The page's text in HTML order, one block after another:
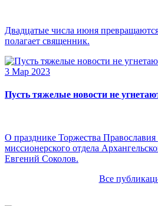
Двадцатые числа июня
полагает священник.
3 Мар 2023
Пусть тяжелые новости не
О празднике Торжества Православия
миссионерского отдела
Евгений Соколов.
Все